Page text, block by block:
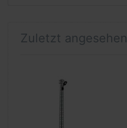
Zuletzt angesehen